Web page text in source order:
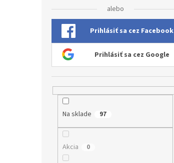
alebo
Prihlásiť sa cez Facebook
Prihlásiť sa cez Google
Na sklade 97
Akcia 0